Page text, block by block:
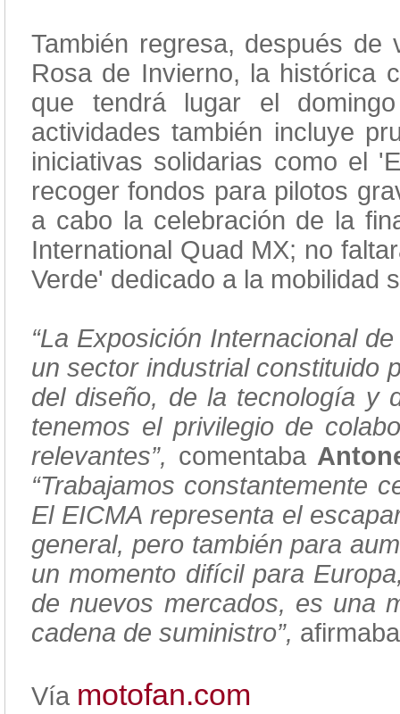
También regresa, después
Rosa de Invierno, la histórica
que tendrá lugar el
actividades también incluye
iniciativas solidarias como el
recoger fondos para pilotos
a cabo la celebración de la
International Quad MX; no
Verde' dedicado a la mobilidad
“La Exposición Internacional
un sector industrial constituido
del diseño, de la tecnología y
tenemos el privilegio de
relevantes”, comentaba
“Trabajamos constantemente
El EICMA representa el
general, pero también para
un momento difícil para
de nuevos mercados, es una
cadena de suministro”,
Vía motofan.com